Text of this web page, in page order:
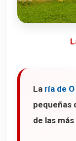
La ría de
pequeñas
de las